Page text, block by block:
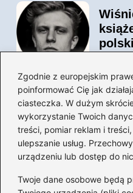
Zgodnie z europejskim
poinformować Cię jak
ciasteczka. W dużym
wykorzystanie Twoich
treści, pomiar reklam i
ulepszanie usług.
urządzeniu lub dostęp do
Twoje dane osobowe będą